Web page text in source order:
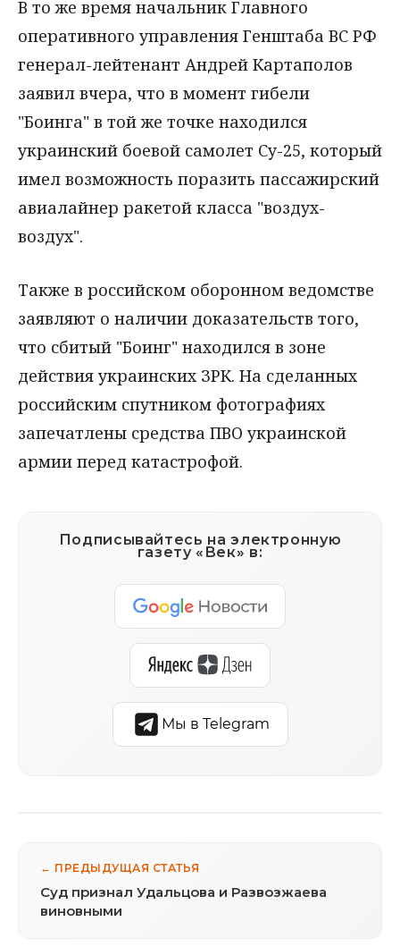
В то же время начальник Главного
оперативного управления Генштаба ВС РФ
генерал-лейтенант Андрей Картаполов
заявил вчера, что в момент гибели
"Боинга" в той же точке находился
украинский боевой самолет Су-25, который
имел возможность поразить пассажирский
авиалайнер ракетой класса "воздух-
воздух".
Также в российском оборонном ведомстве
заявляют о наличии доказательств того,
что сбитый "Боинг" находился в зоне
действия украинских ЗРК. На сделанных
российским спутником фотографиях
запечатлены средства ПВО украинской
армии перед катастрофой.
Подписывайтесь на электронную
газету «Век» в:
Мы в Telegram
← ПРЕДЫДУЩАЯ СТАТЬЯ
Суд признал Удальцова и Развозжаева
виновными